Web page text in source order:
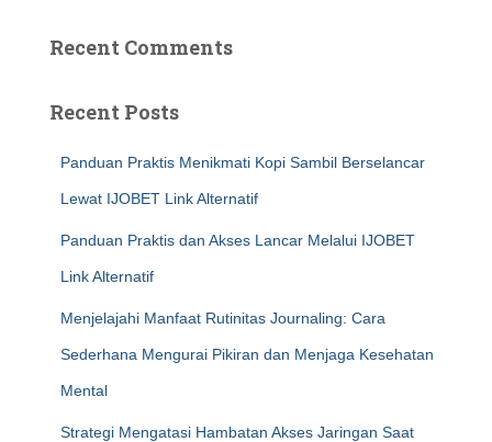
Recent Comments
Recent Posts
Panduan Praktis Menikmati Kopi Sambil Berselancar
Lewat IJOBET Link Alternatif
Panduan Praktis dan Akses Lancar Melalui IJOBET
Link Alternatif
Menjelajahi Manfaat Rutinitas Journaling: Cara
Sederhana Mengurai Pikiran dan Menjaga Kesehatan
Mental
Strategi Mengatasi Hambatan Akses Jaringan Saat